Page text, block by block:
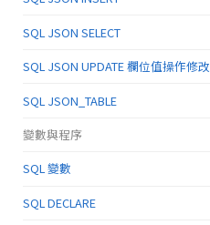
SQL JSON SELECT
SQL JSON UPDATE 欄位值操作修改
SQL JSON_TABLE
變數與程序
SQL 變數
SQL DECLARE